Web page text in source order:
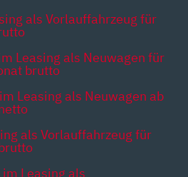
als Vorlauffahrzeug für
Leasing als Neuwagen für
brutto
Leasing als Neuwagen ab
als Vorlauffahrzeug für
im Leasing als